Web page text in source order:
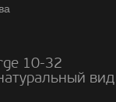
10-32